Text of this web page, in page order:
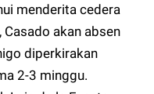
menderita cedera
akan absen
diperkirakan
2-3 minggu.